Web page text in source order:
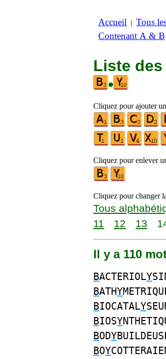
Accueil | Tous
Contenant A & B
Liste
•
Cliquez pour ajouter
Cliquez pour enlever
Cliquez pour changer
Tous
11
12 13
Il y a 110
BACTERIOLY
BATHY
BIOCATALY
BIOSY
BODY
BOY